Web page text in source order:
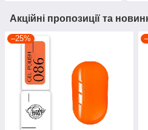
Акційні пропозиції та
–25%